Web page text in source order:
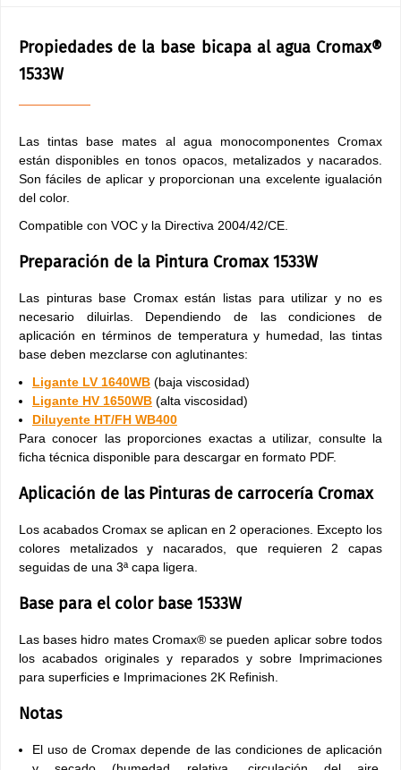
Propiedades de la base bicapa al agua Cromax®
1533W
Las tintas base mates al agua monocomponentes Cromax
están disponibles en tonos opacos, metalizados y nacarados.
Son fáciles de aplicar y proporcionan una excelente igualación
del color.
Compatible con VOC y la Directiva 2004/42/CE.
Preparación de la Pintura Cromax 1533W
Las pinturas base Cromax están listas para utilizar y no es
necesario diluirlas. Dependiendo de las condiciones de
aplicación en términos de temperatura y humedad, las tintas
base deben mezclarse con aglutinantes:
Ligante LV 1640WB (baja viscosidad)
Ligante HV 1650WB (alta viscosidad)
Diluyente HT/FH WB400
Para conocer las proporciones exactas a utilizar, consulte la
ficha técnica disponible para descargar en formato PDF.
Aplicación de las Pinturas de carrocería Cromax
Los acabados Cromax se aplican en 2 operaciones. Excepto los
colores metalizados y nacarados, que requieren 2 capas
seguidas de una 3ª capa ligera.
Base para el color base 1533W
Las bases hidro mates Cromax® se pueden aplicar sobre todos
los acabados originales y reparados y sobre Imprimaciones
para superficies e Imprimaciones 2K Refinish.
Notas
El uso de Cromax depende de las condiciones de aplicación